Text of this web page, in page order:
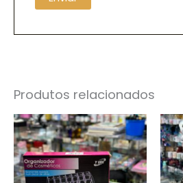
Produtos relacionados